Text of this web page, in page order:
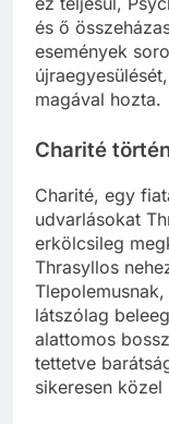
és ő
események
magával hozta.
Charité
Charité, egy
udvarlásokat
erkölcsileg
Thrasyllos
látszólag
alattomos
tettetve
sikeresen